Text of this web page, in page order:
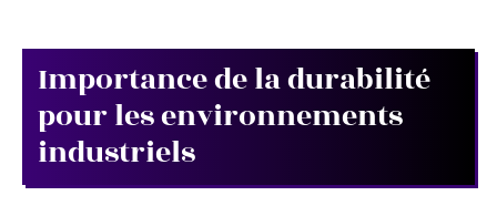
Importance de la durabilité
pour les environnements
industriels